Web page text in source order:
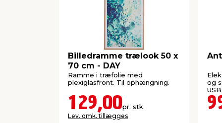
Billedramme trælook 50 x
70 cm - DAY
Ramme i træfolie med
plexiglasfront. Til ophængning.
129,00pr. stk.
Lev. omk. tillægges
og